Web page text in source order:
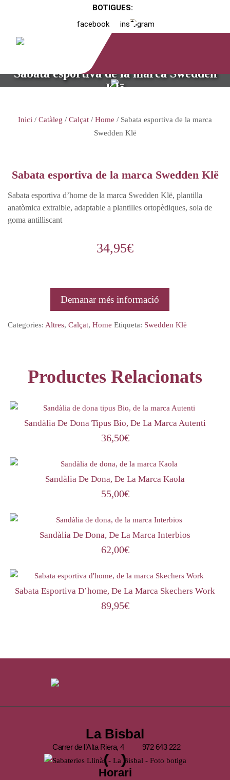
BOTIGUES:
facebook
instagram
Sabata esportiva de la marca Swedden
Klë
Inici / Catàleg / Calçat / Home / Sabata esportiva de la marca
Swedden Klë
Sabata esportiva de la marca Swedden Klë
Sabata esportiva d’home de la marca Swedden Klë, plantilla
anatòmica extraible, adaptable a plantilles ortopèdiques, sola de
goma antilliscant
34,95€
Demanar més informació
Categories: Altres, Calçat, Home Etiqueta: Swedden Klë
Productes Relacionats
Sandàlia De Dona Tipus Bio, De La Marca Autenti
36,50€
Sandàlia De Dona, De La Marca Kaola
55,00€
Sandàlia De Dona, De La Marca Interbios
62,00€
Sabata Esportiva D’home, De La Marca Skechers Work
89,95€
La Bisbal
Carrer de l’Alta Riera, 4 972 643 222
Horari